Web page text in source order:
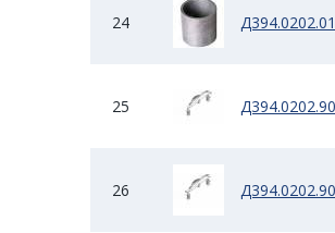
24
25
26